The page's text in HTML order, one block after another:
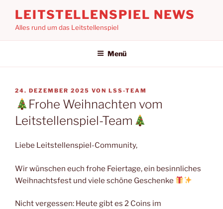
Inhalt
springen
LEITSTELLENSPIEL NEWS
Alles rund um das Leitstellenspiel
Menü
VERÖFFENTLICHT
AM
24. DEZEMBER 2025 VON LSS-TEAM
Frohe Weihnachten vom
Leitstellenspiel-Team
Liebe Leitstellenspiel-Community,
Wir wünschen euch frohe Feiertage, ein besinnliches
Weihnachtsfest und viele schöne Geschenke
Nicht vergessen: Heute gibt es 2 Coins im